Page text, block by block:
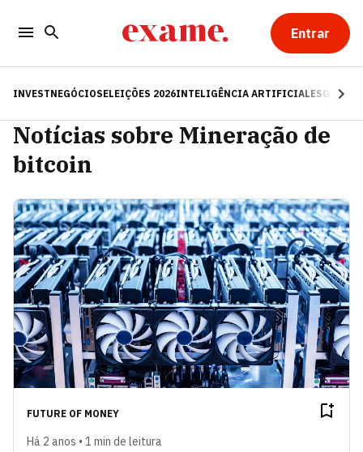
Entrar
INVESTNEGÓCIOSELEIÇÕES 2026INTELIGÊNCIA ARTIFICIALESG
Notícias sobre Mineração de
bitcoin
FUTURE OF MONEY
Há 2 anos • 1 min de leitura